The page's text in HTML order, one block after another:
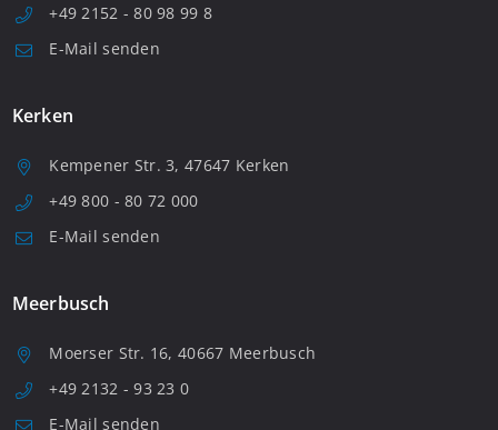
+49 2152 - 80 98 99 8
E-Mail senden
Kerken
Kempener Str. 3, 47647 Kerken
+49 800 - 80 72 000
E-Mail senden
Meerbusch
Moerser Str. 16, 40667 Meerbusch
+49 2132 - 93 23 0
E-Mail senden